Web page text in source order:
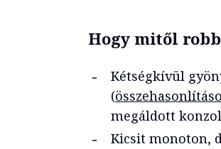
Hogy mitől
Kétségkívül
(
megáldott
Kicsit monoton,